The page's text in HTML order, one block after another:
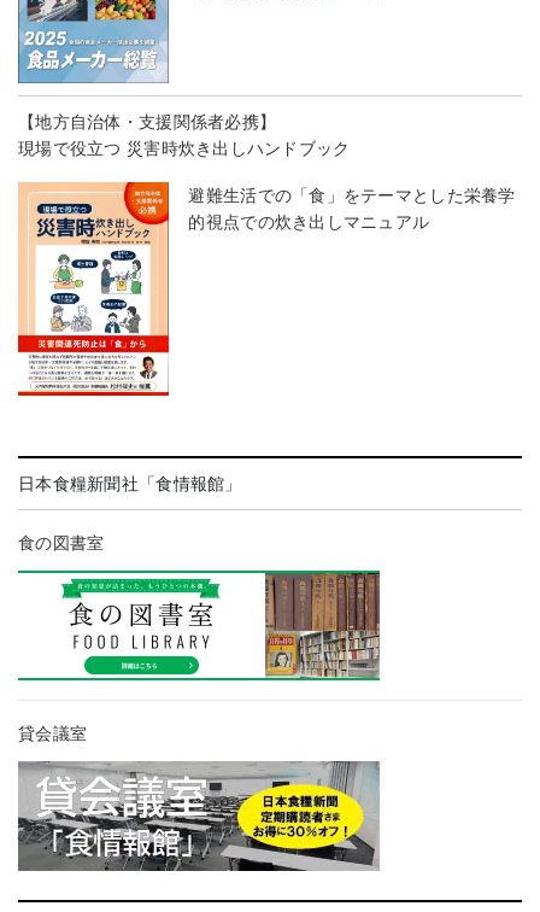
【地方自治体・支援関係者必携】
現場で役立つ 災害時炊き出しハンドブック
避難生活での「食」をテーマとした栄養学
的視点での炊き出しマニュアル
日本食糧新聞社「食情報館」
食の図書室
貸会議室